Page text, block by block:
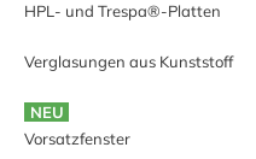
HPL- und Trespa®-Platten
Verglasungen aus Kunststoff
NEU
Vorsatzfenster